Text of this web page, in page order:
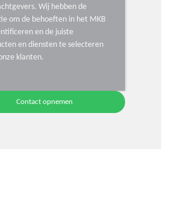
Wij hebben de
om de behoeften in het MKB
en de juiste
en diensten te selecteren
klanten.
Contact opnemen